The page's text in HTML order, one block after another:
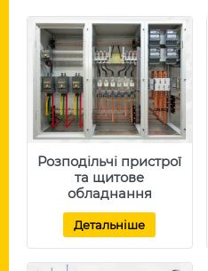
Розподільчі пристрої
та щитове
обладнання
Детальніше